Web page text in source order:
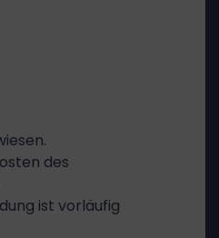
des
ist vorläufig